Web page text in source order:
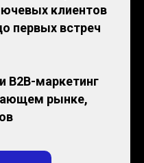
клиентов
первых встреч
B2B-маркетинг
рынке,